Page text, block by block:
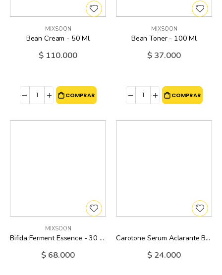
MIXSOON
Bean Cream - 50 Ml
$ 110.000
COMPRAR
MIXSOON
Bean Toner - 100 Ml
$ 37.000
COMPRAR
MIXSOON
Bifida Ferment Essence - 30 Ml
$ 68.000
Carotone Serum Aclarante Brightening Oil - 65 Ml
$ 24.000